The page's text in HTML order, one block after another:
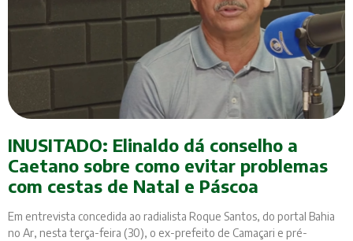
INUSITADO: Elinaldo dá conselho a
Caetano sobre como evitar problemas
com cestas de Natal e Páscoa
Em entrevista concedida ao radialista Roque Santos, do portal Bahia
no Ar, nesta terça-feira (30), o ex-prefeito de Camaçari e pré-